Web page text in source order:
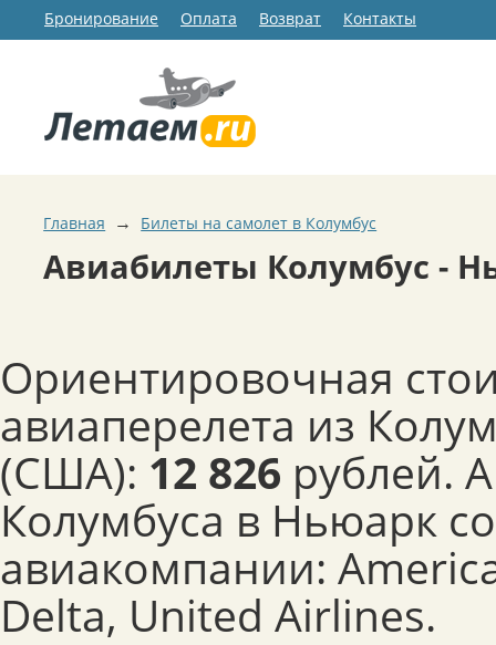
Бронирование Оплата Возврат Контакты
Главная → Билеты на самолет в Колумбус
Авиабилеты Колумбус -
Ориентировочная
авиаперелета из
(США): 12 826 рублей.
Колумбуса в Ньюарк
авиакомпании:
Delta, United Airlines.